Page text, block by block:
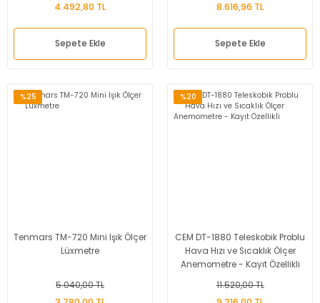
4.492,80 TL
Sepete Ekle
8.616,96 TL
Sepete Ekle
%25
Tenmars TM-720 Mini Işık Ölçer
Lüxmetre
5.040,00 TL
%20
CEM DT-1880 Teleskobik Problu
Hava Hızı ve Sıcaklık Ölçer
Anemometre - Kayıt Özellikli
11.520,00 TL